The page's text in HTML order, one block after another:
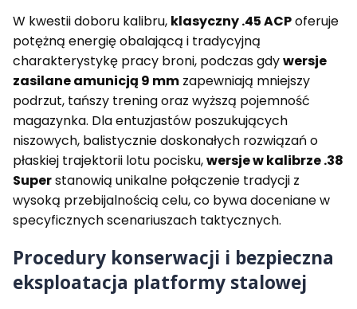
W kwestii doboru kalibru, klasyczny .45 ACPoferuje
potężną energię obalającą i tradycyjną
charakterystykę pracy broni, podczas gdywersje
zasilane amunicją 9 mm zapewniają mniejszy
podrzut, tańszy trening oraz wyższą pojemność
magazynka. Dla entuzjastów poszukujących
niszowych, balistycznie doskonałych rozwiązań o
płaskiej trajektorii lotu pocisku,wersje w kalibrze .38
Superstanowią unikalne połączenie tradycji z
wysoką przebijalnością celu, co bywa doceniane w
specyficznych scenariuszach taktycznych.
Procedury konserwacji i bezpieczna
eksploatacja platformy stalowej